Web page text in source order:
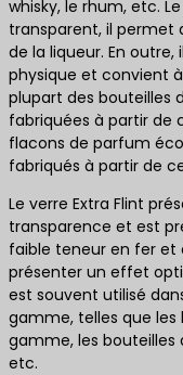
whisky, le rhum, etc.
transparent, il permet
de la liqueur. En
physique et convient
plupart des bouteilles
fabriquées à partir de
flacons de parfum
fabriqués à partir de
Le verre Extra Flint
transparence et est
faible teneur en fer et
présenter un effet
est souvent utilisé
gamme, telles que les
gamme, les
etc.